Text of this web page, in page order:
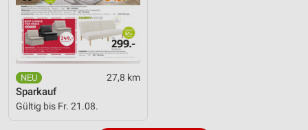
27,8 km
Sparkauf
Gültig bis Fr. 21.08.